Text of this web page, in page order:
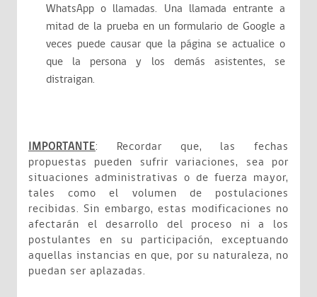
WhatsApp o llamadas. Una llamada entrante a
mitad de la prueba en un formulario de Google a
veces puede causar que la página se actualice o
que la persona y los demás asistentes, se
distraigan.
IMPORTANTE: Recordar que, las fechas
propuestas pueden sufrir variaciones, sea por
situaciones administrativas o de fuerza mayor,
tales como el volumen de postulaciones
recibidas. Sin embargo, estas modificaciones no
afectarán el desarrollo del proceso ni a los
postulantes en su participación, exceptuando
aquellas instancias en que, por su naturaleza, no
puedan ser aplazadas.